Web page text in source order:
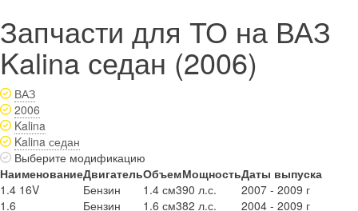
Запчасти для ТО на ВАЗ
Kalina седан (2006)
ВАЗ
2006
Kalina
Kalina седан
Выберите модификацию
НаименованиеДвигательОбъемМощностьДаты выпуска
1.4 16V
Бензин 1.4 см390 л.с.
2007 - 2009 г
1.6
Бензин 1.6 см382 л.с.
2004 - 2009 г